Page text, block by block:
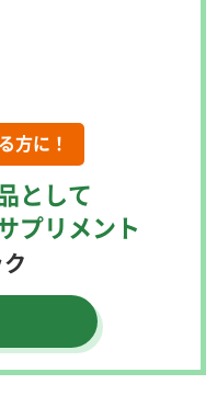
方に！
として
プリメント